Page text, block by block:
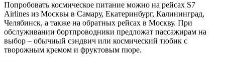
Попробовать космическое питание можно на рейсах S7
Airlines из Москвы в Самару, Екатеринбург, Калининград,
Челябинск, а также на обратных рейсах в Москву. При
обслуживании бортпроводники предложат пассажирам на
выбор – обычный сэндвич или космический тюбик с
творожным кремом и фруктовым пюре.